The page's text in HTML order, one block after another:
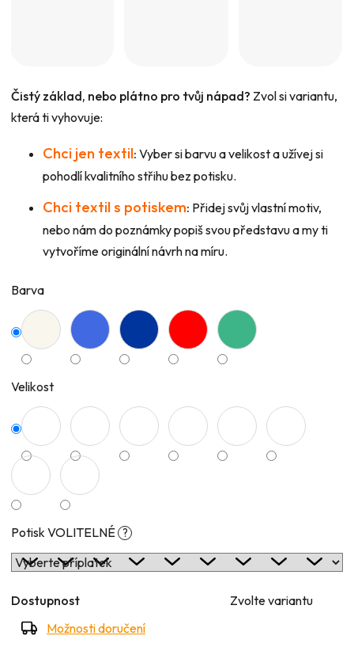
Čistý základ, nebo plátno pro tvůj nápad? Zvol si variantu,
která ti vyhovuje:
Chci jen textil: Vyber si barvu a velikost a užívej si
pohodlí kvalitního střihu bez potisku.
Chci textil s potiskem: Přidej svůj vlastní motiv,
nebo nám do poznámky popiš svou představu a my ti
vytvoříme originální návrh na míru.
Barva
Velikost
Potisk VOLITELNÉ ?
Dostupnost
Zvolte variantu
Možnosti doručení